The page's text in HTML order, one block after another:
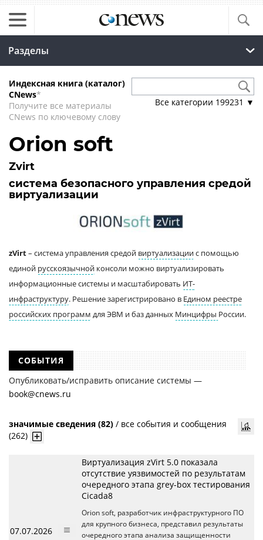
Разделы
Индексная книга (каталог)
CNews*
Получите все материалы
CNews по ключевому слову
Все категории 199231 ▼
Orion soft
Zvirt
система безопасного управления средой
виртуализации
zVirt– система управления средой виртуализациис помощью
единой русскоязычной консоли можно виртуализировать
информационные системы и масштабировать ИТ-
инфраструктуру. Решение зарегистрировано в Едином реестре
российских программ для ЭВМ и баз данных Минцифры России.
СОБЫТИЯ
Опубликовать/исправить описание системы —
book@cnews.ru
значимые сведения (82) / все события и сообщения
(262)
07.07.2026
Виртуализация zVirt 5.0 показала
отсутствие уязвимостей по результатам
очередного этапа grey-box тестирования
Cicada8
Orion soft, разработчик инфраструктурного ПО
для крупного бизнеса, представил результаты
очередного этапа анализа защищенности